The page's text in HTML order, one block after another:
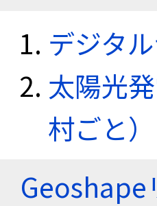
デジタ
太陽光
村ごと
Geoshape